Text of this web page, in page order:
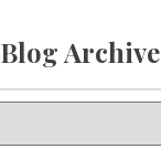
Blog Archive